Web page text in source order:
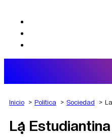
AGRO
DEPORTES
Inicio Política Sociedad
La